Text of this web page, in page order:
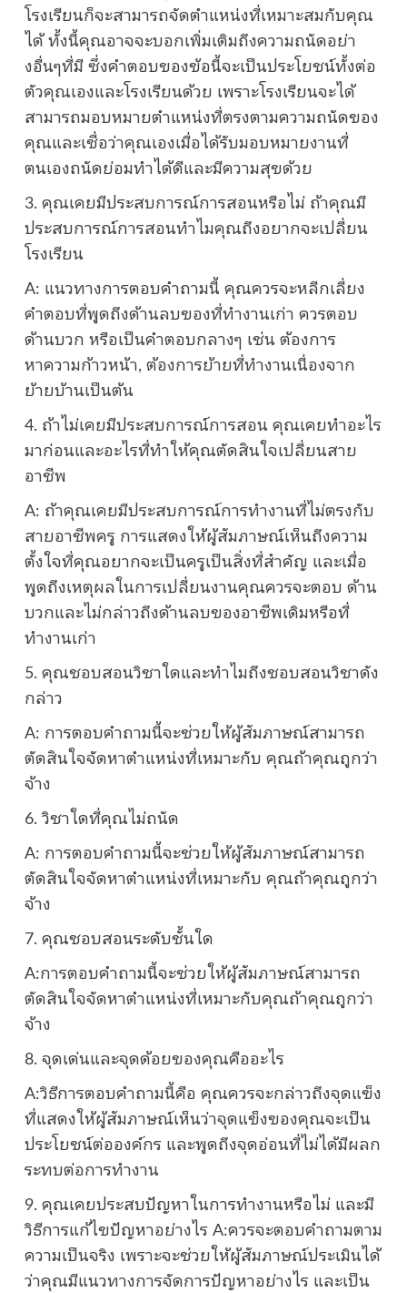
โรงเรียนก็จะสามารถจัดตำแหน่งที่เหมาะสมกับคุณ
ได้ ทั้งนี้คุณอาจจะบอกเพิ่มเติมถึงความถนัดอย่า
งอื่นๆที่มี ซึ่งคำตอบของข้อนี้จะเป็นประโยชน์ทั้งต่อ
ตัวคุณเองและโรงเรียนด้วย เพราะโรงเรียนจะได้
สามารถมอบหมายตำแหน่งที่ตรงตามความถนัดของ
คุณและเชื่อว่าคุณเองเมื่อได้รับมอบหมายงานที่
ตนเองถนัดย่อมทำได้ดีและมีความสุขด้วย
3. คุณเคยมีประสบการณ์การสอนหรือไม่ ถ้าคุณมี
ประสบการณ์การสอนทำไมคุณถึงอยากจะเปลี่ยน
โรงเรียน
A: แนวทางการตอบคำถามนี้ คุณควรจะหลีกเลี่ยง
คำตอบที่พูดถึงด้านลบของที่ทำงานเก่า ควรตอบ
ด้านบวก หรือเป็นคำตอบกลางๆ เช่น ต้องการ
หาความก้าวหน้า, ต้องการย้ายที่ทำงานเนื่องจาก
ย้ายบ้านเป็นต้น
4. ถ้าไม่เคยมีประสบการณ์การสอน คุณเคยทำอะไร
มาก่อนและอะไรที่ทำให้คุณตัดสินใจเปลี่ยนสาย
อาชีพ
A: ถ้าคุณเคยมีประสบการณ์การทำงานที่ไม่ตรงกับ
สายอาชีพครู การแสดงให้ผู้สัมภาษณ์เห็นถึงความ
ตั้งใจที่คุณอยากจะเป็นครูเป็นสิ่งที่สำคัญ และเมื่อ
พูดถึงเหตุผลในการเปลี่ยนงานคุณควรจะตอบ ด้าน
บวกและไม่กล่าวถึงด้านลบของอาชีพเดิมหรือที่
ทำงานเก่า
5. คุณชอบสอนวิชาใดและทำไมถึงชอบสอนวิชาดัง
กล่าว
A: การตอบคำถามนี้จะช่วยให้ผู้สัมภาษณ์สามารถ
ตัดสินใจจัดหาตำแหน่งที่เหมาะกับ คุณถ้าคุณถูกว่า
จ้าง
6. วิชาใดที่คุณไม่ถนัด
A: การตอบคำถามนี้จะช่วยให้ผู้สัมภาษณ์สามารถ
ตัดสินใจจัดหาตำแหน่งที่เหมาะกับ คุณถ้าคุณถูกว่า
จ้าง
7. คุณชอบสอนระดับชั้นใด
A:การตอบคำถามนี้จะช่วยให้ผู้สัมภาษณ์สามารถ
ตัดสินใจจัดหาตำแหน่งที่เหมาะกับคุณถ้าคุณถูกว่า
จ้าง
8. จุดเด่นและจุดด้อยของคุณคืออะไร
A:วิธีการตอบคำถามนี้คือ คุณควรจะกล่าวถึงจุดแข็ง
ที่แสดงให้ผู้สัมภาษณ์เห็นว่าจุดแข็งของคุณจะเป็น
ประโยชน์ต่อองค์กร และพูดถึงจุดอ่อนที่ไม่ได้มีผลก
ระทบต่อการทำงาน
9. คุณเคยประสบปัญหาในการทำงานหรือไม่ และมี
วิธีการแก้ไขปัญหาอย่างไร A:ควรจะตอบคำถามตาม
ความเป็นจริง เพราะจะช่วยให้ผู้สัมภาษณ์ประเมินได้
ว่าคุณมีแนวทางการจัดการปัญหาอย่างไร และเป็น